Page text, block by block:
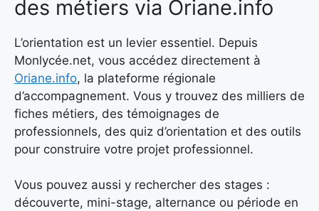
des métiers via Oriane.info
L’orientation est un levier essentiel. Depuis
Monlycée.net, vous accédez directement à
Oriane.info, la plateforme régionale
d’accompagnement. Vous y trouvez des milliers de
fiches métiers, des témoignages de
professionnels, des quiz d’orientation et des outils
pour construire votre projet professionnel.
Vous pouvez aussi y rechercher des stages :
découverte, mini-stage, alternance ou période en